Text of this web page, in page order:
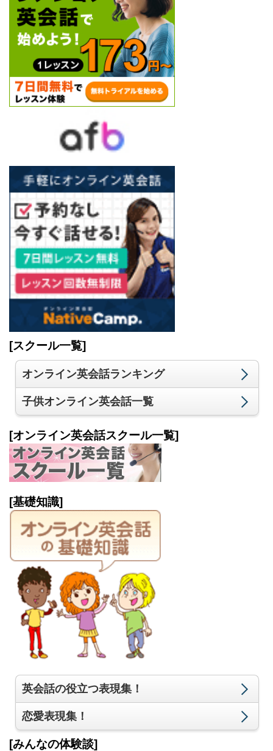
[スクール一覧]
オンライン英会話ランキング
子供オンライン英会話一覧
[オンライン英会話スクール一覧]
[基礎知識]
英会話の役立つ表現集！
恋愛表現集！
[みんなの体験談]